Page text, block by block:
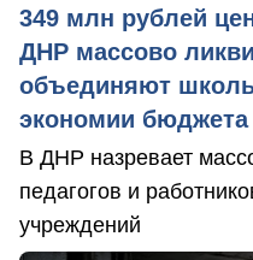
349 млн рублей
ДНР массово
объединяют
экономии бюджета
В ДНР назревает
педагогов и
учреждений